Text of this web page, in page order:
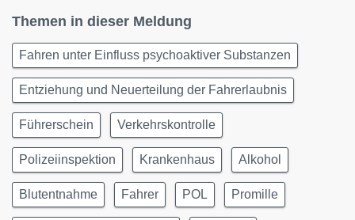
Themen in dieser Meldung
Fahren unter Einfluss psychoaktiver Substanzen
Entziehung und Neuerteilung der Fahrerlaubnis
Führerschein Verkehrskontrolle
Polizeiinspektion Krankenhaus Alkohol
Blutentnahme Fahrer POL Promille